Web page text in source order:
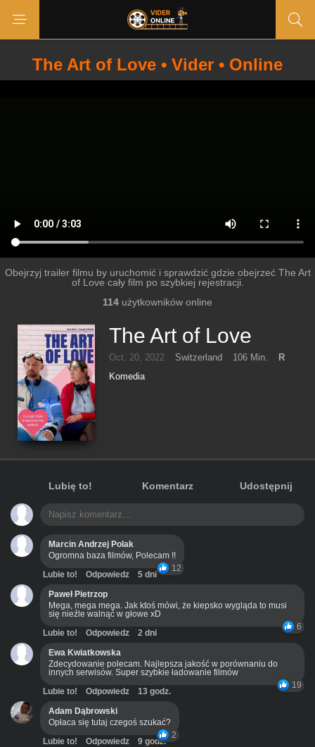
The Art of Love • Vider • Online
Obejrzyj trailer filmu by uruchomić i sprawdzić gdzie obejrzeć The Art
of Love cały film po szybkiej rejestracji.
114 użytkowników online
The Art of Love
Oct. 20, 2022 Switzerland 106 Min.
R
Komedia
Lubię to! Komentarz Udostępnij
Marcin Andrzej Polak
Ogromna baza filmów, Polecam !!
12
Lubie to! Odpowiedz
5 dni
Paweł Pietrzop
Mega, mega mega. Jak ktoś mówi, że kiepsko wygląda to musi
się nieźle walnąć w głowe xD
6
Lubie to! Odpowiedz
2 dni
Ewa Kwiatkowska
Zdecydowanie polecam. Najlepsza jakość w porównaniu do
innych serwisów. Super szybkie ładowanie filmów
19
Lubie to! Odpowiedz
13 godz.
Adam Dąbrowski
Opłaca się tutaj czegoś szukać?
2
Lubie to! Odpowiedz
9 godz.